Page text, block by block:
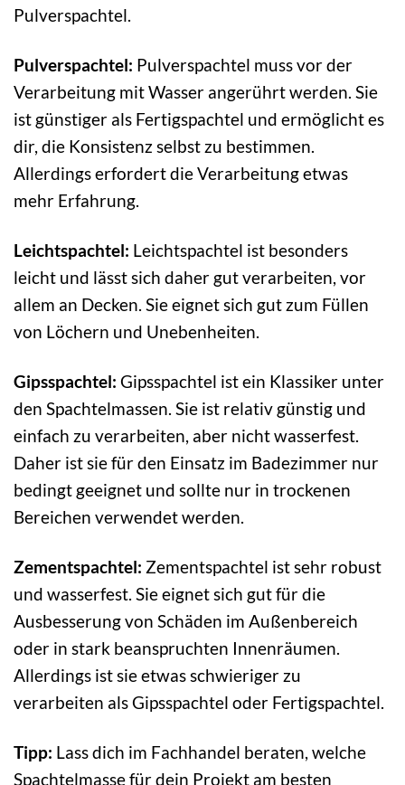
Pulverspachtel.
Pulverspachtel: Pulverspachtel muss vor der
Verarbeitung mit Wasser angerührt werden. Sie
ist günstiger als Fertigspachtel und ermöglicht es
dir, die Konsistenz selbst zu bestimmen.
Allerdings erfordert die Verarbeitung etwas
mehr Erfahrung.
Leichtspachtel: Leichtspachtel ist besonders
leicht und lässt sich daher gut verarbeiten, vor
allem an Decken. Sie eignet sich gut zum Füllen
von Löchern und Unebenheiten.
Gipsspachtel: Gipsspachtel ist ein Klassiker unter
den Spachtelmassen. Sie ist relativ günstig und
einfach zu verarbeiten, aber nicht wasserfest.
Daher ist sie für den Einsatz im Badezimmer nur
bedingt geeignet und sollte nur in trockenen
Bereichen verwendet werden.
Zementspachtel: Zementspachtel ist sehr robust
und wasserfest. Sie eignet sich gut für die
Ausbesserung von Schäden im Außenbereich
oder in stark beanspruchten Innenräumen.
Allerdings ist sie etwas schwieriger zu
verarbeiten als Gipsspachtel oder Fertigspachtel.
Tipp: Lass dich im Fachhandel beraten, welche
Spachtelmasse für dein Projekt am besten